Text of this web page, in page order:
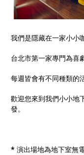
我們是隱藏在一家小小
台北市第一家專門為喜
每週皆會有不同種類的
歡迎您來到我們小小地
發。
*演出場地為地下室無